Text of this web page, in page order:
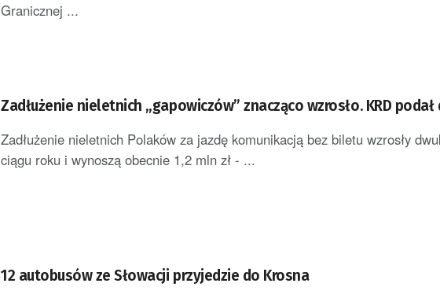
Granicznej ...
Zadłużenie nieletnich „gapowiczów” znacząco wzrosło. KRD podał
Zadłużenie nieletnich Polaków za jazdę komunikacją bez biletu wzrosły
ciągu roku i wynoszą obecnie 1,2 mln zł - ...
12 autobusów ze Słowacji przyjedzie do Krosna